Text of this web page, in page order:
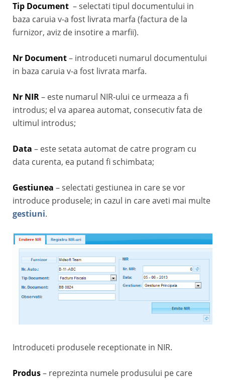
Tip Document – selectati tipul documentului in
baza caruia v-a fost livrata marfa (factura de la
furnizor, aviz de insotire a marfii).
Nr Document– introduceti numarul documentului
in baza caruia v-a fost livrata marfa.
Nr NIR– este numarul NIR-ului ce urmeaza a fi
introdus; el va aparea automat, consecutiv fata de
ultimul introdus;
Data – este setata automat de catre program cu
data curenta, ea putand fi schimbata;
Gestiunea – selectati gestiunea in care se vor
introduce produsele; in cazul in care aveti mai multe
gestiuni.
Introduceti produsele receptionate in NIR.
Produs– reprezinta numele produsului pe care